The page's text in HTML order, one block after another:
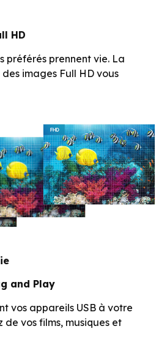
HD
préférés prennent vie. La
images Full HD vous